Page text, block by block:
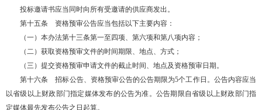
投标邀请书应当同时向所有受邀请的供应商发出。
第十五条 资格预审公告应当包括以下主要内容：
（一）本办法第十三条第一至四项、第六项和第八项内容；
（二）获取资格预审文件的时间期限、地点、方式；
（三）提交资格预审申请文件的截止时间、地点及资格预审日期。
第十六条 招标公告、资格预审公告的公告期限为5个工作日。公告内容应当
以省级以上财政部门指定媒体发布的公告为准。公告期限自省级以上财政部门指
定媒体最先发布公告之日起算。